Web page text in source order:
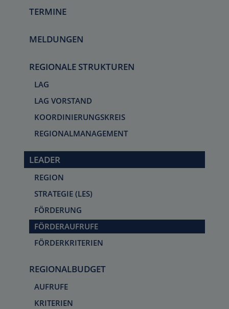
TERMINE
MELDUNGEN
REGIONALE STRUKTUREN
LAG
LAG VORSTAND
KOORDINIERUNGSKREIS
REGIONALMANAGEMENT
LEADER
REGION
STRATEGIE (LES)
FÖRDERUNG
FÖRDERAUFRUFE
FÖRDERKRITERIEN
REGIONALBUDGET
AUFRUFE
KRITERIEN